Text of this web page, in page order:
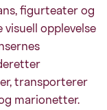
figurteater og
visuell opplevelse
transporterer
marionetter.